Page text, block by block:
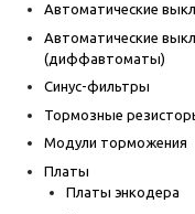
Автоматические
Автоматические
(диффавтоматы)
Синус-фильтры
Тормозные
Модули торможения
Платы
Платы энкодера